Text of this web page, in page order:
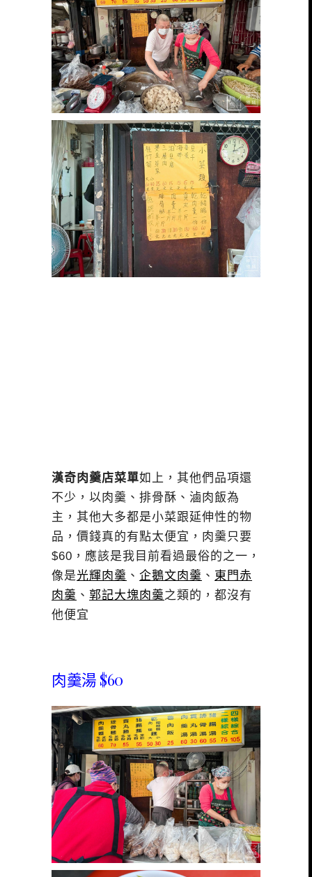
漢奇肉羹店菜單如上，其他們品項還
不少，以肉羹、排骨酥、滷肉飯為
主，其他大多都是小菜跟延伸性的物
品，價錢真的有點太便宜，肉羹只要
$60，應該是我目前看過最俗的之一，
像是光輝肉羹 、 企鵝文肉羹 、 東門赤
肉羹 、 郭記大塊肉羹之類的，都沒有
他便宜
肉羹湯 $60